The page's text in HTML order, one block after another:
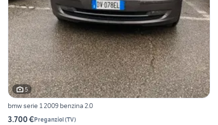
5
bmw serie 1 2009 benzina 2.0
3.700 €Preganziol(TV)